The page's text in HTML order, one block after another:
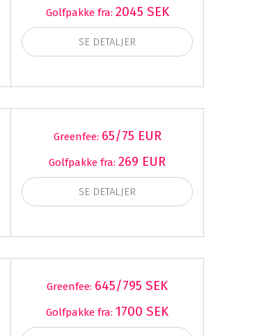
Golfpakke fra: 2045 SEK
SE DETALJER
Greenfee: 65/75 EUR
Golfpakke fra: 269 EUR
SE DETALJER
Greenfee: 645/795 SEK
Golfpakke fra: 1700 SEK